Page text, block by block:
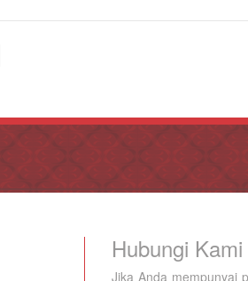
Hubungi Kami
Jika Anda mempunyai